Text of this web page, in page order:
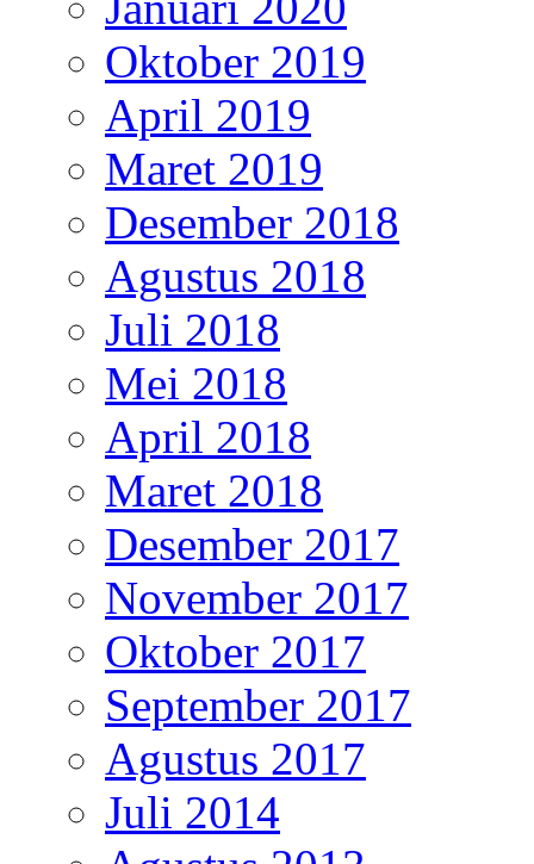
Oktober 2019
April 2019
Maret 2019
Desember 2018
Agustus 2018
Juli 2018
Mei 2018
April 2018
Maret 2018
Desember 2017
November 2017
Oktober 2017
September 2017
Agustus 2017
Juli 2014